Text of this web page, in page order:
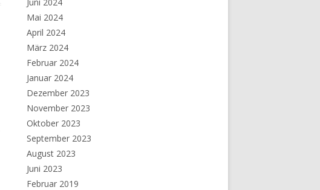
Mai 2024
April 2024
März 2024
Februar 2024
Januar 2024
Dezember 2023
November 2023
Oktober 2023
September 2023
August 2023
Juni 2023
Februar 2019